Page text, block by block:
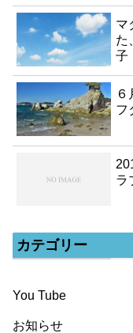
マ
た
子
フ
ラ
カテゴリー
You Tube
お知らせ